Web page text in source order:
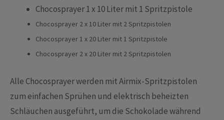
Chocosprayer 1 x 10 Liter mit 1 Spritzpistole
Chocosprayer 2 x 10 Liter mit 2 Spritzpistolen
Chocosprayer 1 x 20 Liter mit 1 Spritzpistole
Chocosprayer 2 x 20 Liter mit 2 Spritzpistolen
Alle Chocosprayer werden mit Airmix-Spritzpistolen
zum einfachen Sprühen und elektrisch beheizten
Schläuchen ausgeführt, um die Schokolade während